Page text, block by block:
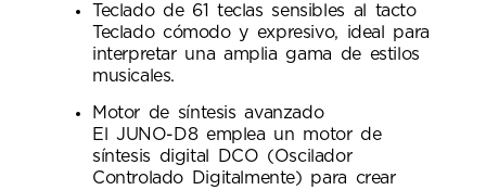
Teclado de 61 teclas sensibles al tacto
Teclado cómodo y expresivo, ideal para
interpretar una amplia gama de estilos
musicales.
Motor de síntesis avanzado
El JUNO-D8 emplea un motor de
síntesis digital DCO (Oscilador
Controlado Digitalmente) para crear